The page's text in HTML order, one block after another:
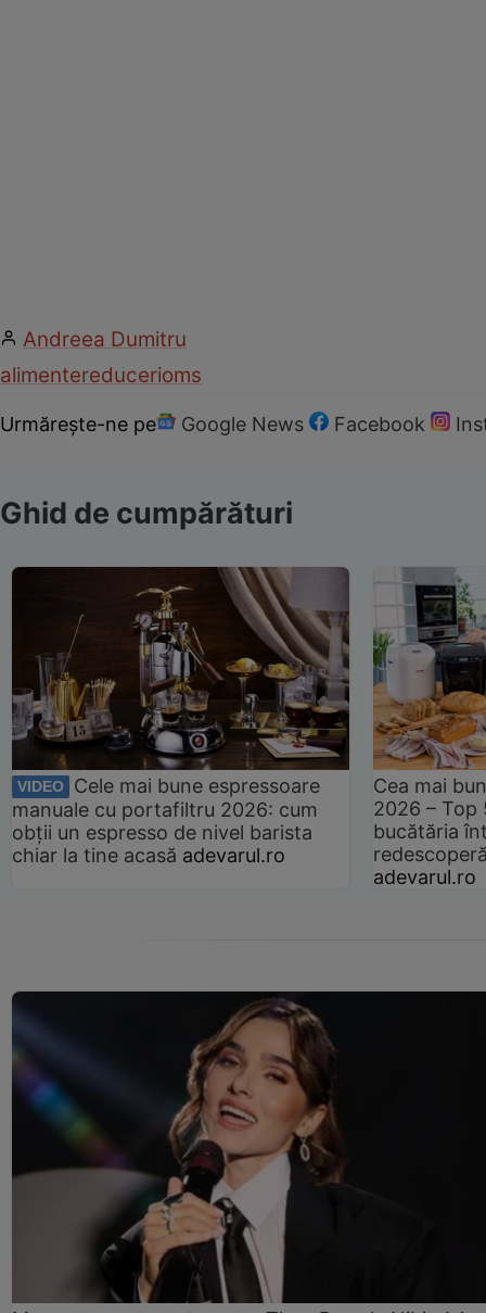
Andreea Dumitru
alimentereducerioms
Urmărește-ne pe Google News Facebook
Ghid de cumpărături
VIDEO
Cele mai bune espressoare
manuale cu portafiltru 2026: cum
obții un espresso de nivel barista
chiar la tine acasă adevarul.ro
Cea mai
2026 –
bucătăria
adevarul.ro